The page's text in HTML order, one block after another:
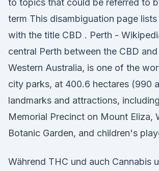
to topics that could be referred to
term This disambiguation page
with the title CBD . Perth -
central Perth between the CBD
Western Australia, is one of the
city parks, at 400.6 hectares (990
landmarks and attractions,
Memorial Precinct on Mount Eliza,
Botanic Garden, and children's
Während THC und auch Cannabis